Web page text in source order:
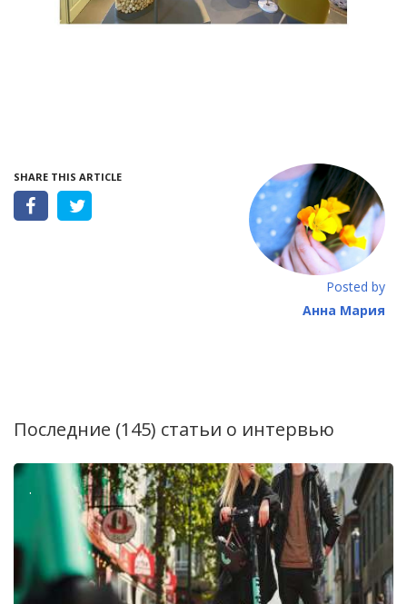
SHARE THIS ARTICLE
Posted by
Анна Мария
Последние (145) статьи о интервью
.